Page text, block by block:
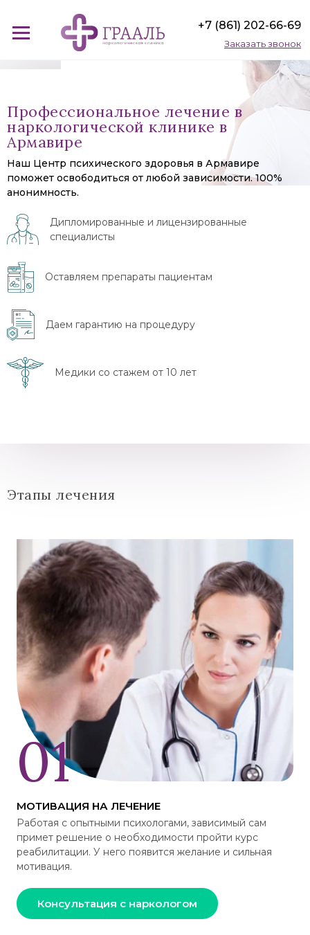
+7 (861) 202-66-69
Заказать звонок
Профессиональное лечение в
наркологической клинике в
Армавире
Наш Центр психического здоровья в Армавире
поможет освободиться от любой зависимости. 100%
анонимность.
Дипломированные и лицензированные
специалисты
Оставляем препараты пациентам
Даем гарантию на процедуру
Медики со стажем от 10 лет
Этапы лечения
МОТИВАЦИЯ НА ЛЕЧЕНИЕ
Работая с опытными психологами, зависимый сам
примет решение о необходимости пройти курс
реабилитации. У него появится желание и сильная
мотивация.
Консультация с наркологом